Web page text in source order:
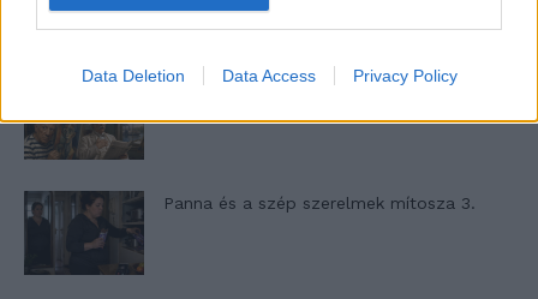
Data Deletion Data Access Privacy Policy
Nyár, nevetés, anekdoták
Panna és a szép szerelmek mítosza 3.